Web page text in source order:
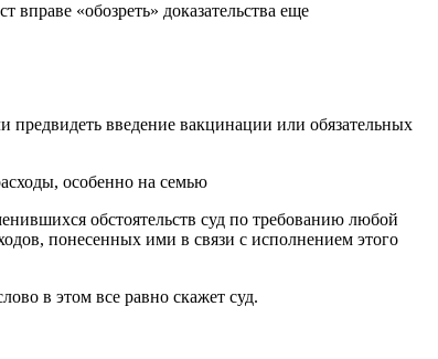
вправе «обозреть» доказательства еще
предвидеть введение вакцинации или обязательных
особенно на семью
обстоятельств суд по требованию любой
понесенных ими в связи с исполнением этого
в этом все равно скажет суд.